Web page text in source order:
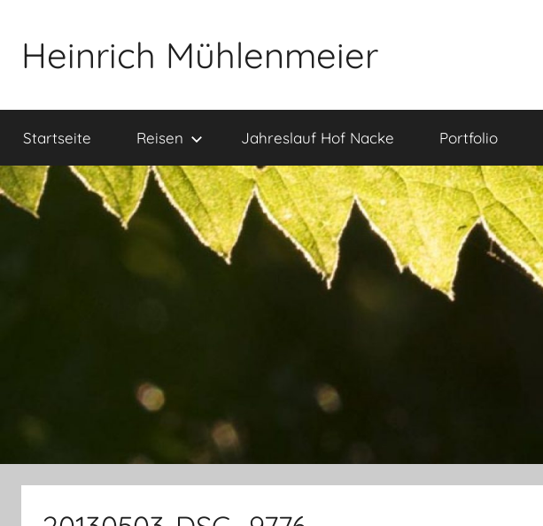
springen
Heinrich Mühlenmeier
zu
Glauben,
Fotografie,
…
Startseite Reisen Jahreslauf Hof Nacke Portfolio